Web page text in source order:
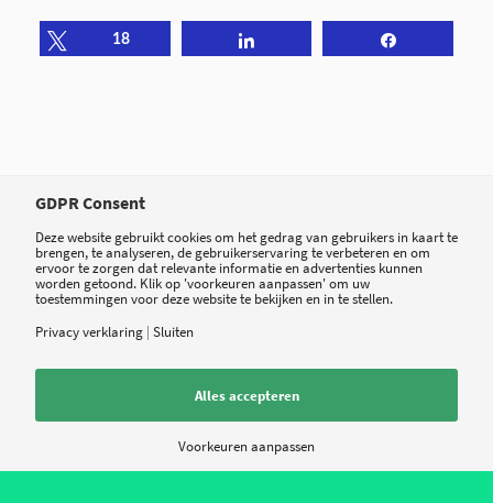
Tweet18
0
Plaats een Reactie
GDPR Consent
Deze website gebruikt cookies om het gedrag van gebruikers in kaart te
brengen, te analyseren, de gebruikerservaring te verbeteren en om
ervoor te zorgen dat relevante informatie en advertenties kunnen
worden getoond. Klik op 'voorkeuren aanpassen' om uw
toestemmingen voor deze website te bekijken en in te stellen.
Privacy verklaring | Sluiten
Alles accepteren
Voorkeuren aanpassen